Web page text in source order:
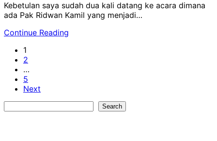
Kebetulan saya sudah dua kali datang ke acara dimana
ada Pak Ridwan Kamil yang menjadi…
Continue Reading
1
2
…
5
Next
Search